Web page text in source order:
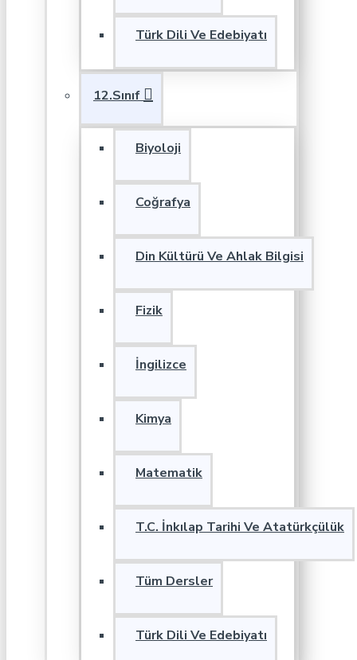
Türk Dili Ve Edebiyatı
12.Sınıf
Biyoloji
Coğrafya
Din Kültürü Ve Ahlak Bilgisi
Fizik
İngilizce
Kimya
Matematik
T.C. İnkılap Tarihi Ve Atatürkçülük
Tüm Dersler
Türk Dili Ve Edebiyatı